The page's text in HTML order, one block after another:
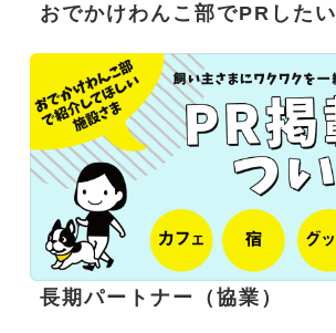
おでかけわんこ部でPRしたい
長期パートナー（協業）